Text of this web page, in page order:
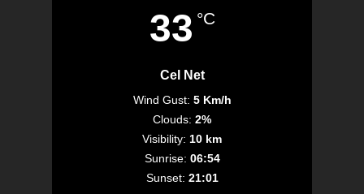
33 °C
Cel Net
Wind Gust: 5 Km/h
Clouds: 2%
Visibility: 10 km
Sunrise: 06:54
Sunset: 21:01